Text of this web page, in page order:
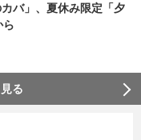
バ」、夏休み限定「夕
る